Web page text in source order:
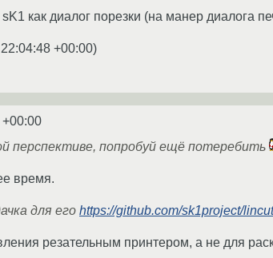
как диалог порезки (на манер диалога
+00:00)
перспективе, попробуй ещё потеребить
время.
для его https://github.com/sk1project/
резательным принтером, а не для